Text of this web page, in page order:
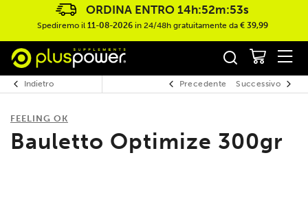
ORDINA ENTRO 14h:52m:53s
Spediremo il 11-08-2026in 24/48h gratuitamente da € 39,99
Indietro Precedente Successivo
FEELING OK
Bauletto Optimize 300gr